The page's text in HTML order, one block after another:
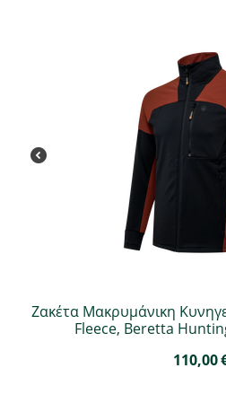
Ζακέτα Μακρυμάνικη
Fleece, Beretta
110,00